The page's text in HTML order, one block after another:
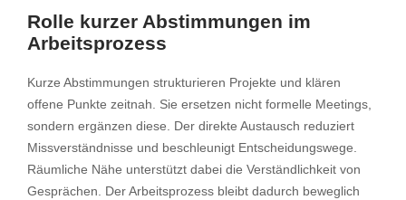
Rolle kurzer Abstimmungen im
Arbeitsprozess
Kurze Abstimmungen strukturieren Projekte und klären
offene Punkte zeitnah. Sie ersetzen nicht formelle Meetings,
sondern ergänzen diese. Der direkte Austausch reduziert
Missverständnisse und beschleunigt Entscheidungswege.
Räumliche Nähe unterstützt dabei die Verständlichkeit von
Gesprächen. Der Arbeitsprozess bleibt dadurch beweglich